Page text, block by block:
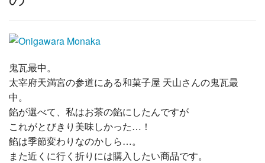
鬼瓦最中。
太宰府天満宮の参道にある和菓子屋 天山さんの鬼瓦最
中。
餡が選べて、私はお茶の餡にしたんですが
これがとびきり美味しかった…！
餡は季節変わりなのかしら…。
また近くに行く折りには購入したい商品です。